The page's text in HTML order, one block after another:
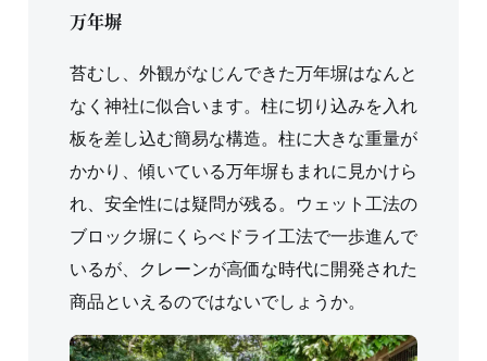
万年塀
苔むし、外観がなじんできた万年塀はなんと
なく神社に似合います。柱に切り込みを入れ
板を差し込む簡易な構造。柱に大きな重量が
かかり、傾いている万年塀もまれに見かけら
れ、安全性には疑問が残る。ウェット工法の
ブロック塀にくらべドライ工法で一歩進んで
いるが、クレーンが高価な時代に開発された
商品といえるのではないでしょうか。